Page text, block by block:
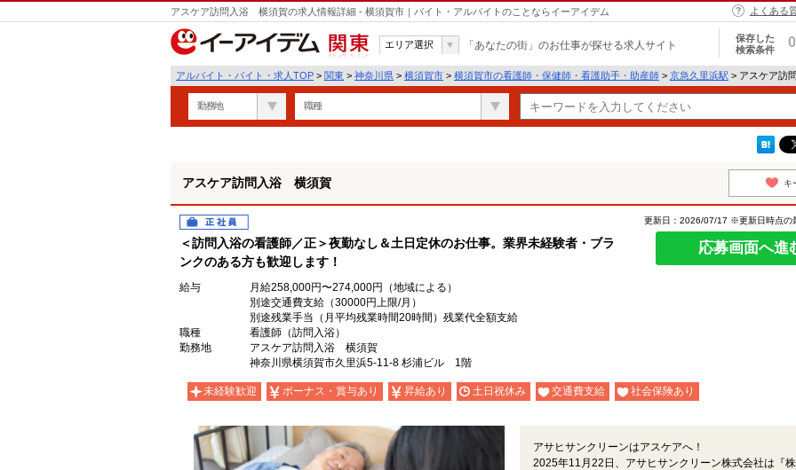
アスケア訪問入浴 横須賀の求人情報詳細 - 横須賀市｜バイト・アルバイトのことならイーアイデム よくある
関東
エリア選択 「あなたの街」のお仕事が探せる求人サイト
保存した
検索条件
0
アルバイト・バイト・求人TOP > 関東 > 神奈川県 > 横須賀市 > 横須賀市の看護師・保健師・看護助手・助産師 > 京急久里浜駅 > アスケア訪
勤務地 職種
アスケア訪問入浴 横須賀 キ
正社員
＜訪問入浴の看護師／正＞夜勤なし＆土日定休のお仕事。業界未経験者・ブラ
ンクのある方も歓迎します！
更新日：2026/07/17 ※更新日時点の
応募画面へ進
給与
月給258,000円〜274,000円（地域による）
別途交通費支給（30000円上限/月）
別途残業手当（月平均残業時間20時間）残業代全額支給
職種
看護師（訪問入浴）
勤務地
アスケア訪問入浴 横須賀
神奈川県横須賀市久里浜5-11-8 杉浦ビル 1階
未経験歓迎 ボーナス・賞与あり 昇給あり 土日祝休み 交通費支給 社会保険あり
アサヒサンクリーンはアスケアへ！
2025年11月22日、アサヒサンクリーン株式会社は『